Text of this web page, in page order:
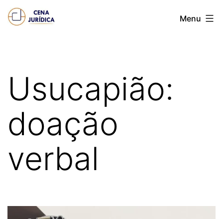
Pular
para
Cena
Menu
Usucapião:
doação
verbal